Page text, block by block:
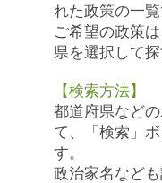
れた政策の一覧
ご希望の政策
県を選択して
【検索方法】
都道府県など
て、「検索」
す。
政治家名など